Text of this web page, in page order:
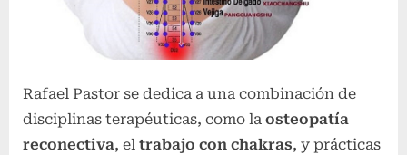
Rafael Pastor se dedica a una combinación de
disciplinas terapéuticas, como la osteopatía
reconectiva, el trabajo con chakras, y prácticas